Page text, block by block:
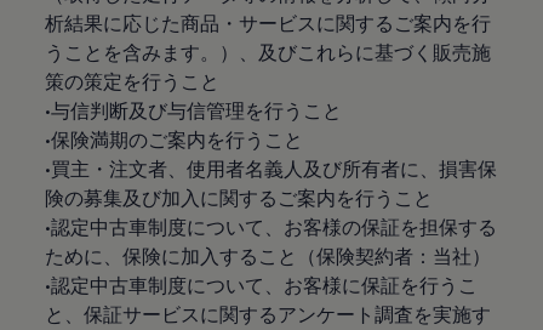
析結果に応じた商品・サービスに関するご案内を行
うことを含みます。）、及びこれらに基づく販売施
策の策定を行うこと
•与信判断及び与信管理を行うこと
•保険満期のご案内を行うこと
•買主・注文者、使用者名義人及び所有者に、損害保
険の募集及び加入に関するご案内を行うこと
•認定中古車制度について、お客様の保証を担保する
ために、保険に加入すること（保険契約者：当社）
•認定中古車制度について、お客様に保証を行うこ
と、保証サービスに関するアンケート調査を実施す